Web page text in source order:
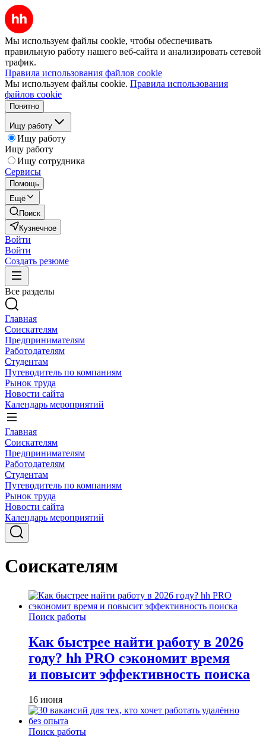
Мы используем файлы cookie, чтобы обеспечивать
правильную работу нашего веб-сайта и анализировать сетевой
трафик.
Правила использования файлов cookie
Мы используем файлы cookie. Правила использования
файлов cookie
Понятно
Ищу работу
Ищу работу
Ищу работу
Ищу сотрудника
Сервисы
Помощь
Ещё
Поиск
Кузнечное
Войти
Войти
Создать резюме
Все разделы
Главная
Соискателям
Предпринимателям
Работодателям
Студентам
Путеводитель по компаниям
Рынок труда
Новости сайта
Календарь мероприятий
Главная
Соискателям
Предпринимателям
Работодателям
Студентам
Путеводитель по компаниям
Рынок труда
Новости сайта
Календарь мероприятий
Соискателям
Поиск работы
Как быстрее найти работу в 2026
году? hh PRO сэкономит время
и повысит эффективность поиска
16 июня
Поиск работы